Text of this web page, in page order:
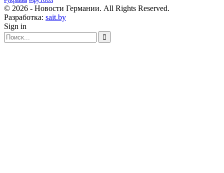
© 2026 - Новости Германии. All Rights Reserved.
Разработка: sait.by
Sign in